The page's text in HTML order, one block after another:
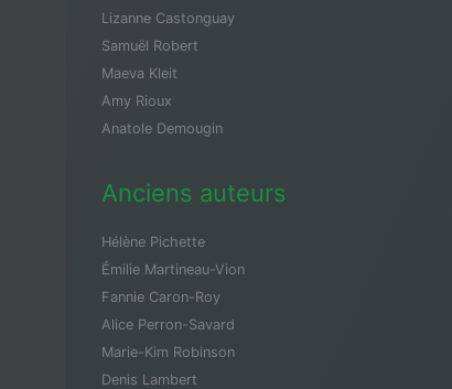
Lizanne Castonguay
Samuël Robert
Maeva Kleit
Amy Rioux
Anatole Demougin
Anciens auteurs
Hélène Pichette
Émilie Martineau-Vion
Fannie Caron-Roy
Alice Perron-Savard
Marie-Kim Robinson
Denis Lambert